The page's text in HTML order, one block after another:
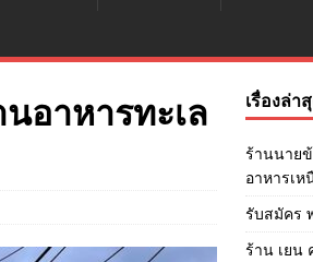
อาหารทะเล
เรื่องล่า
ร้านนาย
อาหารเห
รับสมัคร
ร้าน เยน